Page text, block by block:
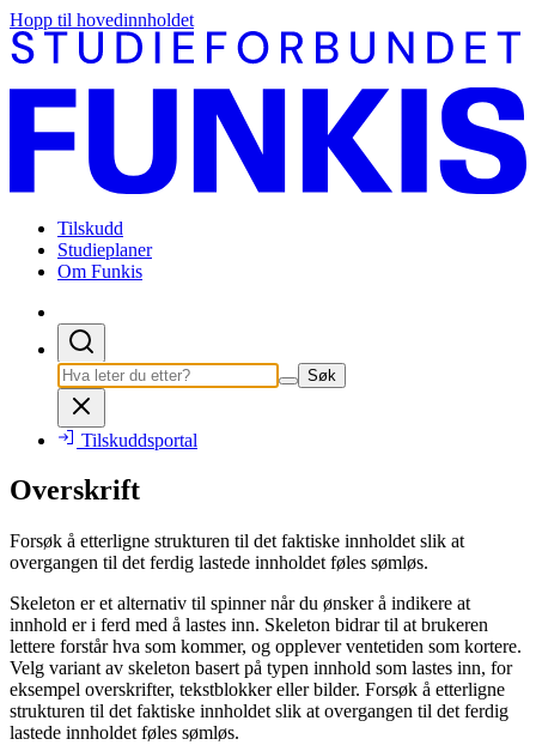
Hopp til hovedinnholdet
Tilskudd
Studieplaner
Om Funkis
Søk
Tilskuddsportal
Overskrift
Forsøk å etterligne strukturen til det faktiske innholdet slik at
overgangen til det ferdig lastede innholdet føles sømløs.
Skeleton er et alternativ til spinner når du ønsker å indikere at
innhold er i ferd med å lastes inn. Skeleton bidrar til at brukeren
lettere forstår hva som kommer, og opplever ventetiden som kortere.
Velg variant av skeleton basert på typen innhold som lastes inn, for
eksempel overskrifter, tekstblokker eller bilder. Forsøk å etterligne
strukturen til det faktiske innholdet slik at overgangen til det ferdig
lastede innholdet føles sømløs.